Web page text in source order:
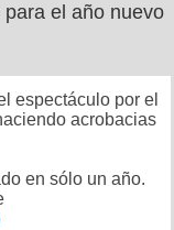
el año nuevo
espectáculo por el
acrobacias
en sólo un año.